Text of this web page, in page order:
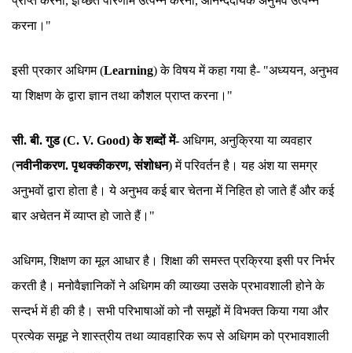
करना।"
इसी प्रकार अधिगम (Learning) के विषय में कहा गया है- "अध्ययन, अनुभव
या शिक्षण के द्वारा ज्ञान तथा कौशल प्राप्त करना।"
सी. बी. गुड (C. V. Good) के शब्दों में- अधिगम, अनुक्रिया या व्यवहार
(नवीनीकरण. पृथक्कीकरण, संशोधन) में परिवर्तन है। यह अंश या समग्र
अनुभवों द्वारा होता है। ये अनुभव कई बार चेतना में निहित हो जाते हैं और कई
बार अचेतन में व्याप्त हो जाते हैं।"
अधिगम, शिक्षण का मूल आधार है। शिक्षा की समस्त प्रक्रिया इसी पर निर्भर
करती है। मनोवैज्ञानिकों ने अधिगम की व्याख्या उसके प्रभावशाली होने के
सन्दर्भ में ही की है। सभी परिभाषाओं को नौ समूहों में विभक्त किया गया और
प्रत्येक समूह ने शास्त्रीय तथा व्यावहारिक रूप से अधिगम को प्रभावशाली